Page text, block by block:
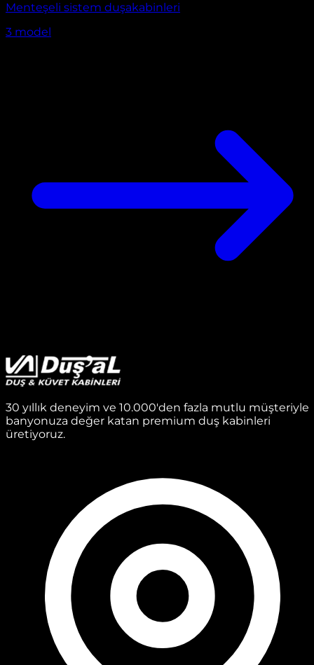
Menteşeli sistem duşakabinleri
3 model
30 yıllık deneyim ve 10.000'den fazla mutlu müşteriyle
banyonuza değer katan premium duş kabinleri
üretiyoruz.